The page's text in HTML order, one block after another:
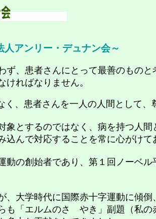
アンリー・デュナン会～
、患者さんにとって最善のものと
ければなりません。
く、患者さんを一人の人間として
とするのではなく、病を持つ人
込んで対応することを常に心がけて
動の創始者であり、第１回ノーベ
大学時代に国際赤十字運動に傾
も「エルムのさゝやき」副題（私